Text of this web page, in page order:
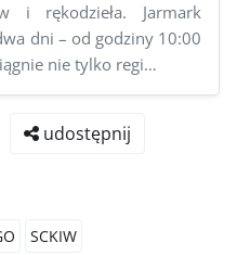
i rękodzieła. Jarmark
dni – od godziny 10:00
nie tylko regi…
udostępnij
SCKIW